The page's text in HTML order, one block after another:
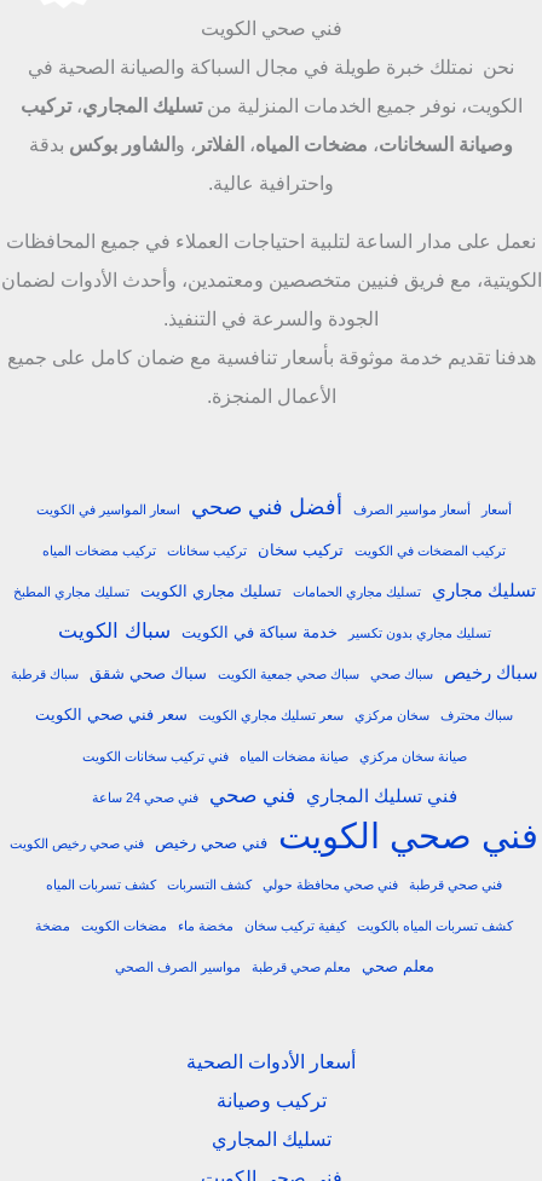
فني صحي الكويت
نحن نمتلك خبرة طويلة في مجال السباكة والصيانة الصحية في
الكويت، نوفر جميع الخدمات المنزلية منتسليك المجاري،تركيب
وصيانة السخانات، مضخات المياه، الفلاتر ، و الشاور بوكس بدقة
واحترافية عالية.
نعمل على مدار الساعة لتلبية احتياجات العملاء في جميع المحافظات
الكويتية، مع فريق فنيين متخصصين ومعتمدين، وأحدث الأدوات لضمان
الجودة والسرعة في التنفيذ.
هدفنا تقديم خدمة موثوقة بأسعار تنافسية مع ضمان كامل على جميع
الأعمال المنجزة.
أسعار أسعار مواسير الصرف أفضل فني صحي اسعار المواسير في الكويت
تركيب المضخات في الكويت تركيب سخان تركيب سخانات تركيب مضخات المياه
تسليك مجاري تسليك مجاري الحمامات تسليك مجاري الكويت تسليك مجاري المطبخ
تسليك مجاري بدون تكسير خدمة سباكة في الكويت سباك الكويت
سباك رخيص سباك صحي سباك صحي جمعية الكويت سباك صحي شقق سباك قرطبة
سباك محترف سخان مركزي سعر تسليك مجاري الكويت سعر فني صحي الكويت
صيانة سخان مركزي صيانة مضخات المياه فني تركيب سخانات الكويت
فني تسليك المجاري فني صحي فني صحي 24 ساعة
فني صحي الكويت فني صحي رخيص فني صحي رخيص الكويت
فني صحي قرطبة فني صحي محافظة حولي كشف التسربات كشف تسربات المياه
كشف تسربات المياه بالكويت كيفية تركيب سخان مخضة ماء مضخات الكويت مضخة
معلم صحي معلم صحي قرطبة مواسير الصرف الصحي
أسعار الأدوات الصحية
تركيب وصيانة
تسليك المجاري